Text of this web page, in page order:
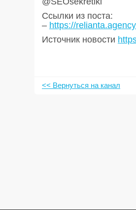
Ссылки из поста:
– https://
Источник новости
<< Вернуться на канал